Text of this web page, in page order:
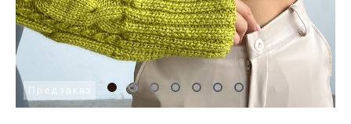
Предзаказ